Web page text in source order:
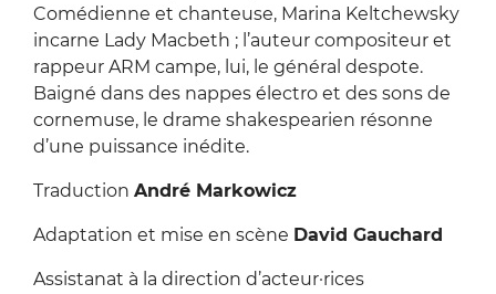
Comédienne et chanteuse, Marina Keltchewsky
incarne Lady Macbeth ; l’auteur compositeur et
rappeur ARM campe, lui, le général despote.
Baigné dans des nappes électro et des sons de
cornemuse, le drame shakespearien résonne
d’une puissance inédite.
Traduction André Markowicz
Adaptation et mise en scène David Gauchard
Assistanat à la direction d’acteur·rices